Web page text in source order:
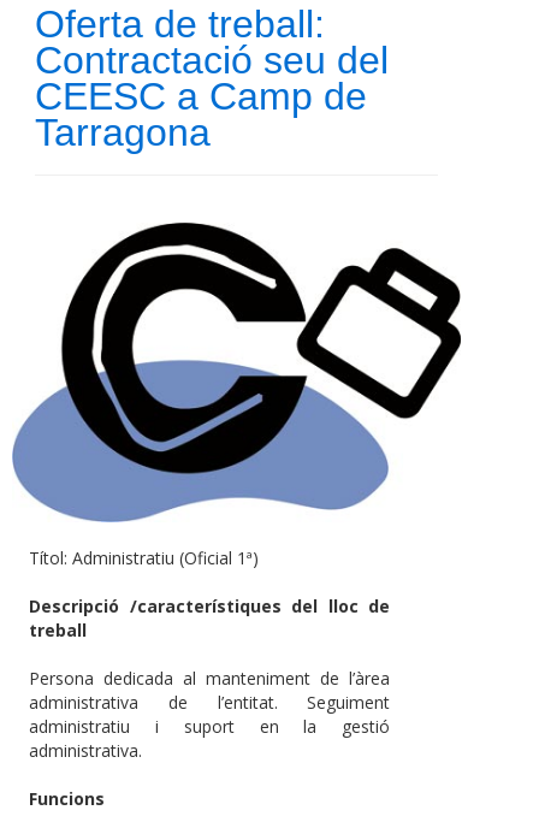
Oferta de treball:
Contractació seu del
CEESC a Camp de
Tarragona
Títol: Administratiu (Oficial 1ª)
Descripció /característiques del lloc de
treball
Persona dedicada al manteniment de l’àrea
administrativa de l’entitat. Seguiment
administratiu i suport en la gestió
administrativa.
Funcions